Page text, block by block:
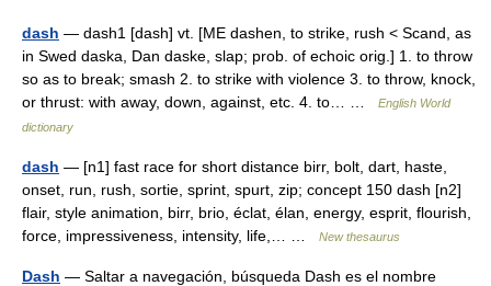
dash — dash1 [dash] vt. [ME dashen, to strike, rush < Scand, as
in Swed daska, Dan daske, slap; prob. of echoic orig.] 1. to throw
so as to break; smash 2. to strike with violence 3. to throw, knock,
or thrust: with away, down, against, etc. 4. to… …
English World
dictionary
dash — [n1] fast race for short distance birr, bolt, dart, haste,
onset, run, rush, sortie, sprint, spurt, zip; concept 150 dash [n2]
flair, style animation, birr, brio, éclat, élan, energy, esprit, flourish,
force, impressiveness, intensity, life,… …
New thesaurus
Dash — Saltar a navegación, búsqueda Dash es el nombre